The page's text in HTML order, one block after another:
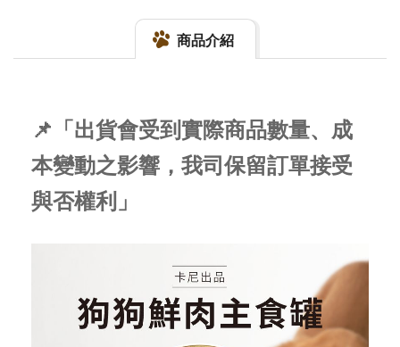
商品介紹
📌「出貨會受到實際商品數量、成
本變動之影響，我司保留訂單接受
與否權利」